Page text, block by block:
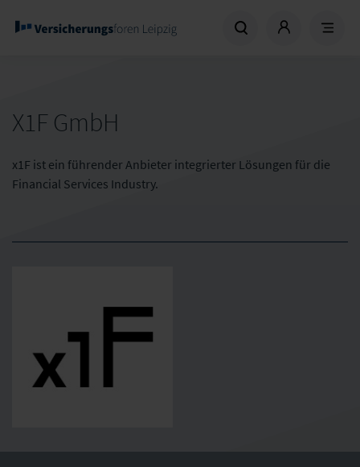
X1F GmbH
x1F ist ein führender Anbieter integrierter Lösungen für die
Financial Services Industry.